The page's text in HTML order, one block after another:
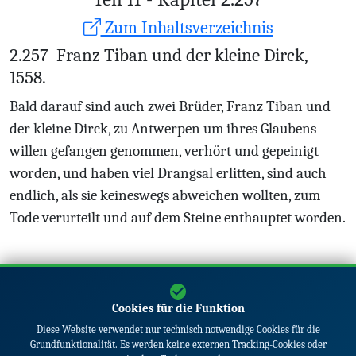
Zum Inhaltsverzeichnis
2.257 Franz Tiban und der kleine Dirck,
1558.
Bald darauf sind auch zwei Brüder, Franz Tiban und
der kleine Dirck, zu Antwerpen um ihres Glaubens
willen gefangen genommen, verhört und gepeinigt
worden, und haben viel Drangsal erlitten, sind auch
endlich, als sie keineswegs abweichen wollten, zum
Tode verurteilt und auf dem Steine enthauptet worden.
Cookies für die Funktion
Diese Website verwendet nur technisch notwendige Cookies für die
Grundfunktionalität. Es werden keine externen Tracking-Cookies oder